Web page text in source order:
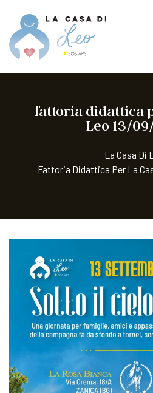
fattoria didattica
Leo 13/
La Casa Di
Fattoria Didattica Per La